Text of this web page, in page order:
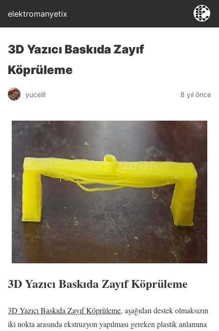
elektromanyetix
3D Yazıcı Baskıda Zayıf
Köprüleme
yucelll 8 yıl önce
3D Yazıcı Baskıda Zayıf Köprüleme
3D Yazıcı Baskıda Zayıf Köprüleme, aşağıdan destek olmaksızın
iki nokta arasında ekstruzyon yapılması gereken plastik anlamına